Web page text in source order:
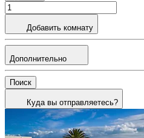
Добавить комнату
Дополнительно
Поиск
Куда вы отправляетесь?